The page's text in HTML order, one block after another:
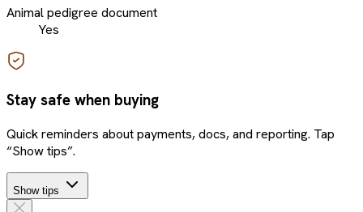
Animal pedigree document
Yes
Stay safe when buying
Quick reminders about payments, docs, and reporting. Tap
“Show tips”.
Show tips